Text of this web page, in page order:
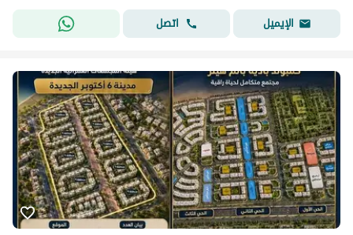
الإيميل
اتصل